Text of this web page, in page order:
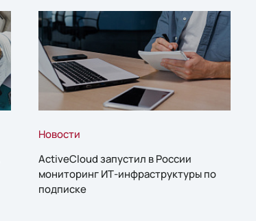
Новости
ActiveCloud запустил в России
мониторинг ИТ-инфраструктуры по
подписке